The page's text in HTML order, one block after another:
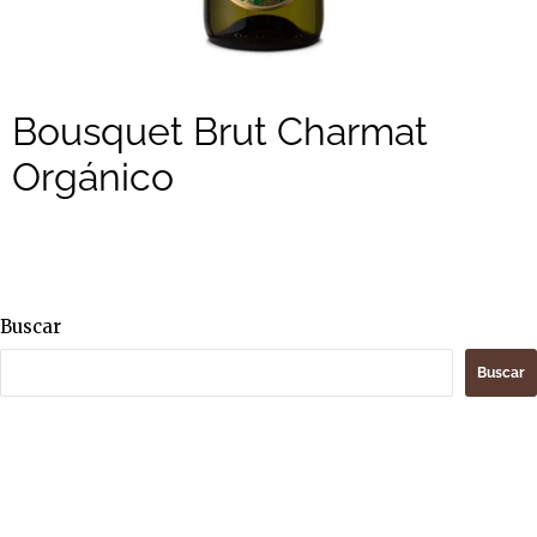
Bousquet Brut Charmat
Orgánico
Buscar
Buscar